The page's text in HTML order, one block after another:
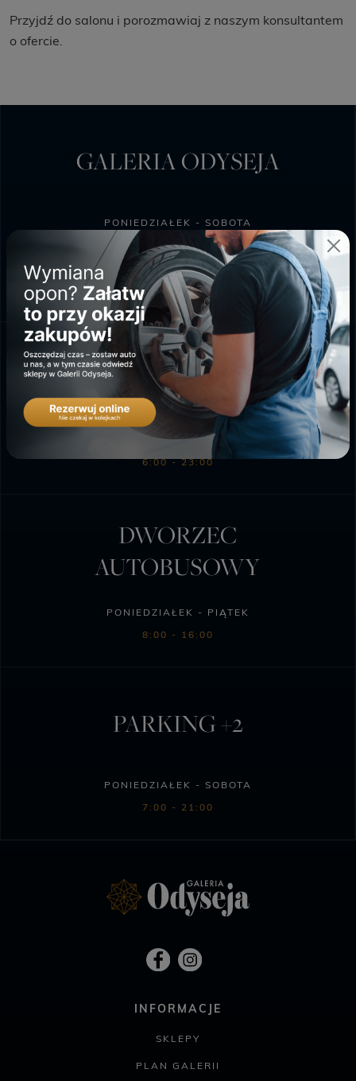
Przyjdź do salonu i porozmawiaj z naszym konsultantem
o ofercie.
GALERIA ODYSEJA
PONIEDZIAŁEK - SOBOTA
9:00 - 20:00
NIEDZIELA HANDLOWA
10:00 - 18:00
SKLEP BIEDRONKA
PONIEDZIAŁEK - SOBOTA
6:00 - 23:00
DWORZEC
AUTOBUSOWY
PONIEDZIAŁEK - PIĄTEK
8:00 - 16:00
PARKING +2
PONIEDZIAŁEK - SOBOTA
7:00 - 21:00
INFORMACJE
SKLEPY
PLAN GALERII